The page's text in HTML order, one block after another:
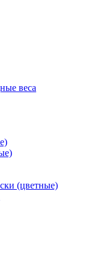
веса
(цветные)